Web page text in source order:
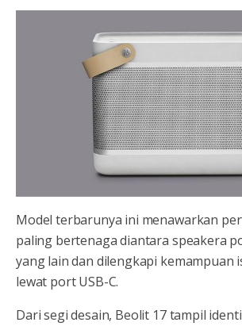
Model terbarunya ini menawarkan
paling bertenaga diantara speakera
yang lain dan dilengkapi kemampuan
lewat port USB-C.
Dari segi desain, Beolit 17 tampil